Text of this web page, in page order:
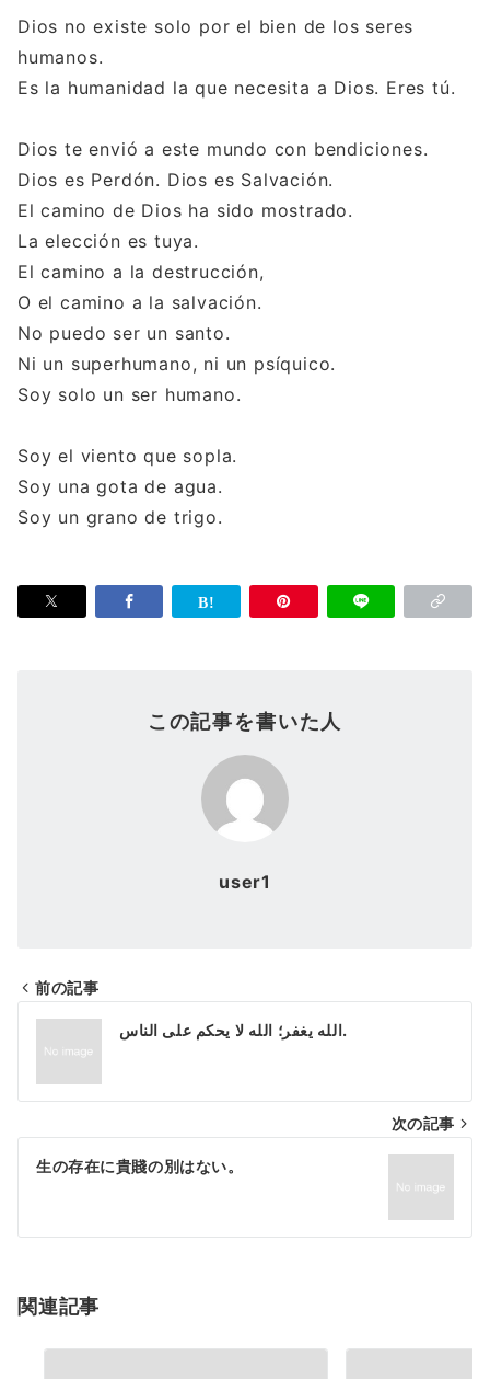
Dios no existe solo por el bien de los seres
humanos.
Es la humanidad la que necesita a Dios. Eres tú.
Dios te envió a este mundo con bendiciones.
Dios es Perdón. Dios es Salvación.
El camino de Dios ha sido mostrado.
La elección es tuya.
El camino a la destrucción,
O el camino a la salvación.
No puedo ser un santo.
Ni un superhumano, ni un psíquico.
Soy solo un ser humano.
Soy el viento que sopla.
Soy una gota de agua.
Soy un grano de trigo.
この記事を書いた人
user1
投
ナ
ビ
ゲ
シ
ン
前の記事
الله يغفر؛ الله لا يحكم على الناس.
次の記事
生の存在に貴賤の別はない。
関連記事